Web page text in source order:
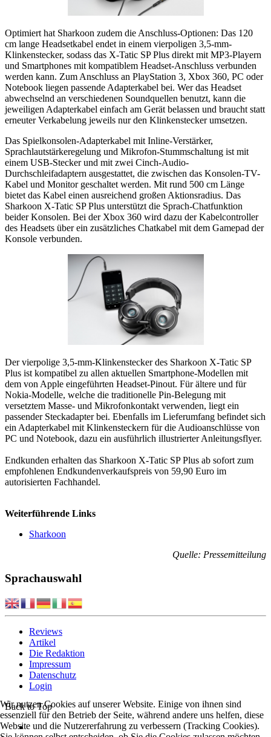
Optimiert hat Sharkoon zudem die Anschluss-Optionen: Das 120
cm lange Headsetkabel endet in einem vierpoligen 3,5-mm-
Klinkenstecker, sodass das X-Tatic SP Plus direkt mit MP3-Playern
und Smartphones mit kompatiblem Headset-Anschluss verbunden
werden kann. Zum Anschluss an PlayStation 3, Xbox 360, PC oder
Notebook liegen passende Adapterkabel bei. Wer das Headset
abwechselnd an verschiedenen Soundquellen benutzt, kann die
jeweiligen Adapterkabel einfach am Gerät belassen und braucht statt
erneuter Verkabelung jeweils nur den Klinkenstecker umsetzen.
Das Spielkonsolen-Adapterkabel mit Inline-Verstärker,
Sprachlautstärkeregelung und Mikrofon-Stummschaltung ist mit
einem USB-Stecker und mit zwei Cinch-Audio-
Durchschleifadaptern ausgestattet, die zwischen das Konsolen-TV-
Kabel und Monitor geschaltet werden. Mit rund 500 cm Länge
bietet das Kabel einen ausreichend großen Aktionsradius. Das
Sharkoon X-Tatic SP Plus unterstützt die Sprach-Chatfunktion
beider Konsolen. Bei der Xbox 360 wird dazu der Kabelcontroller
des Headsets über ein zusätzliches Chatkabel mit dem Gamepad der
Konsole verbunden.
Der vierpolige 3,5-mm-Klinkenstecker des Sharkoon X-Tatic SP
Plus ist kompatibel zu allen aktuellen Smartphone-Modellen mit
dem von Apple eingeführten Headset-Pinout. Für ältere und für
Nokia-Modelle, welche die traditionelle Pin-Belegung mit
versetztem Masse- und Mikrofonkontakt verwenden, liegt ein
passender Steckadapter bei. Ebenfalls im Lieferumfang befindet sich
ein Adapterkabel mit Klinkensteckern für die Audioanschlüsse von
PC und Notebook, dazu ein ausführlich illustrierter Anleitungsflyer.
Endkunden erhalten das Sharkoon X-Tatic SP Plus ab sofort zum
empfohlenen Endkundenverkaufspreis von 59,90 Euro im
autorisierten Fachhandel.
Weiterführende Links
Sharkoon
Quelle: Pressemitteilung
Sprachauswahl
Reviews
Artikel
Die Redaktion
Impressum
Datenschutz
Login
Back to Top
Wir nutzen Cookies auf unserer Website. Einige von ihnen sind
essenziell für den Betrieb der Seite, während andere uns helfen, diese
Website und die Nutzererfahrung zu verbessern (Tracking Cookies).